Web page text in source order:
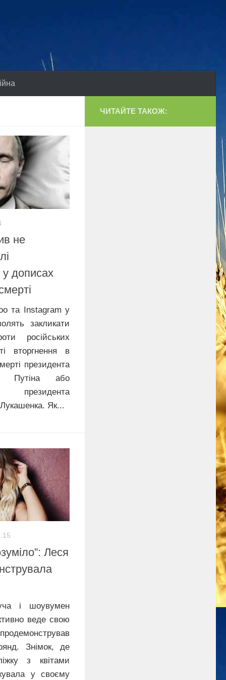
не
у дописах
та Instagram у
закликати
російських
вторгнення в
президента
Путіна або
президента
Як...
Леся
і шоувумен
веде свою
Знімок, де
з квітами
у своєму
ЧИТАЙТЕ ТАКОЖ: